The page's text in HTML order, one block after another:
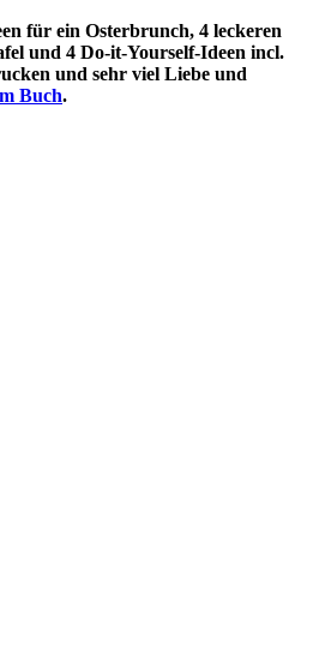
für ein Osterbrunch, 4 leckeren
und 4 Do-it-Yourself-Ideen incl.
und sehr viel Liebe und
Buch.